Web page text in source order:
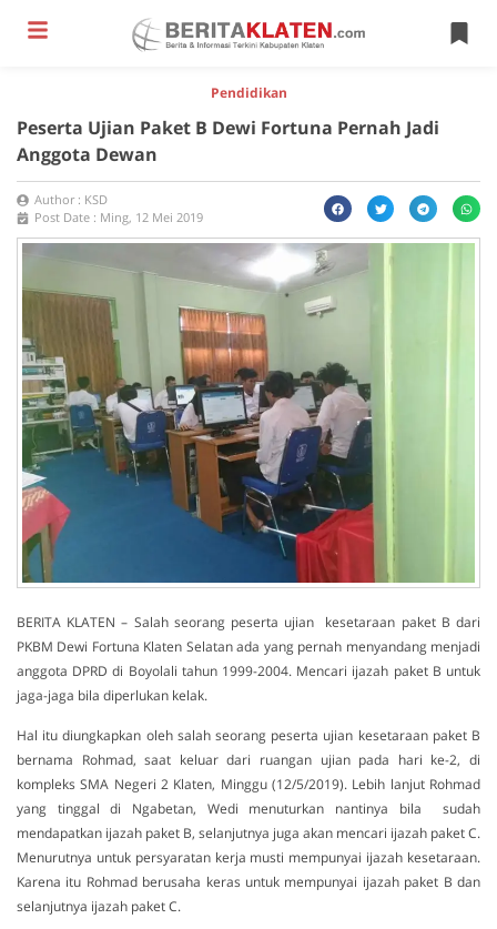
Pendidikan
Peserta Ujian Paket B Dewi Fortuna Pernah Jadi
Anggota Dewan
Author : KSD
Post Date : Ming, 12 Mei 2019
BERITA KLATEN – Salah seorang peserta ujian kesetaraan paket B dari
PKBM Dewi Fortuna Klaten Selatan ada yang pernah menyandang menjadi
anggota DPRD di Boyolali tahun 1999-2004. Mencari ijazah paket B untuk
jaga-jaga bila diperlukan kelak.
Hal itu diungkapkan oleh salah seorang peserta ujian kesetaraan paket B
bernama Rohmad, saat keluar dari ruangan ujian pada hari ke-2, di
kompleks SMA Negeri 2 Klaten, Minggu (12/5/2019). Lebih lanjut Rohmad
yang tinggal di Ngabetan, Wedi menuturkan nantinya bila sudah
mendapatkan ijazah paket B, selanjutnya juga akan mencari ijazah paket C.
Menurutnya untuk persyaratan kerja musti mempunyai ijazah kesetaraan.
Karena itu Rohmad berusaha keras untuk mempunyai ijazah paket B dan
selanjutnya ijazah paket C.